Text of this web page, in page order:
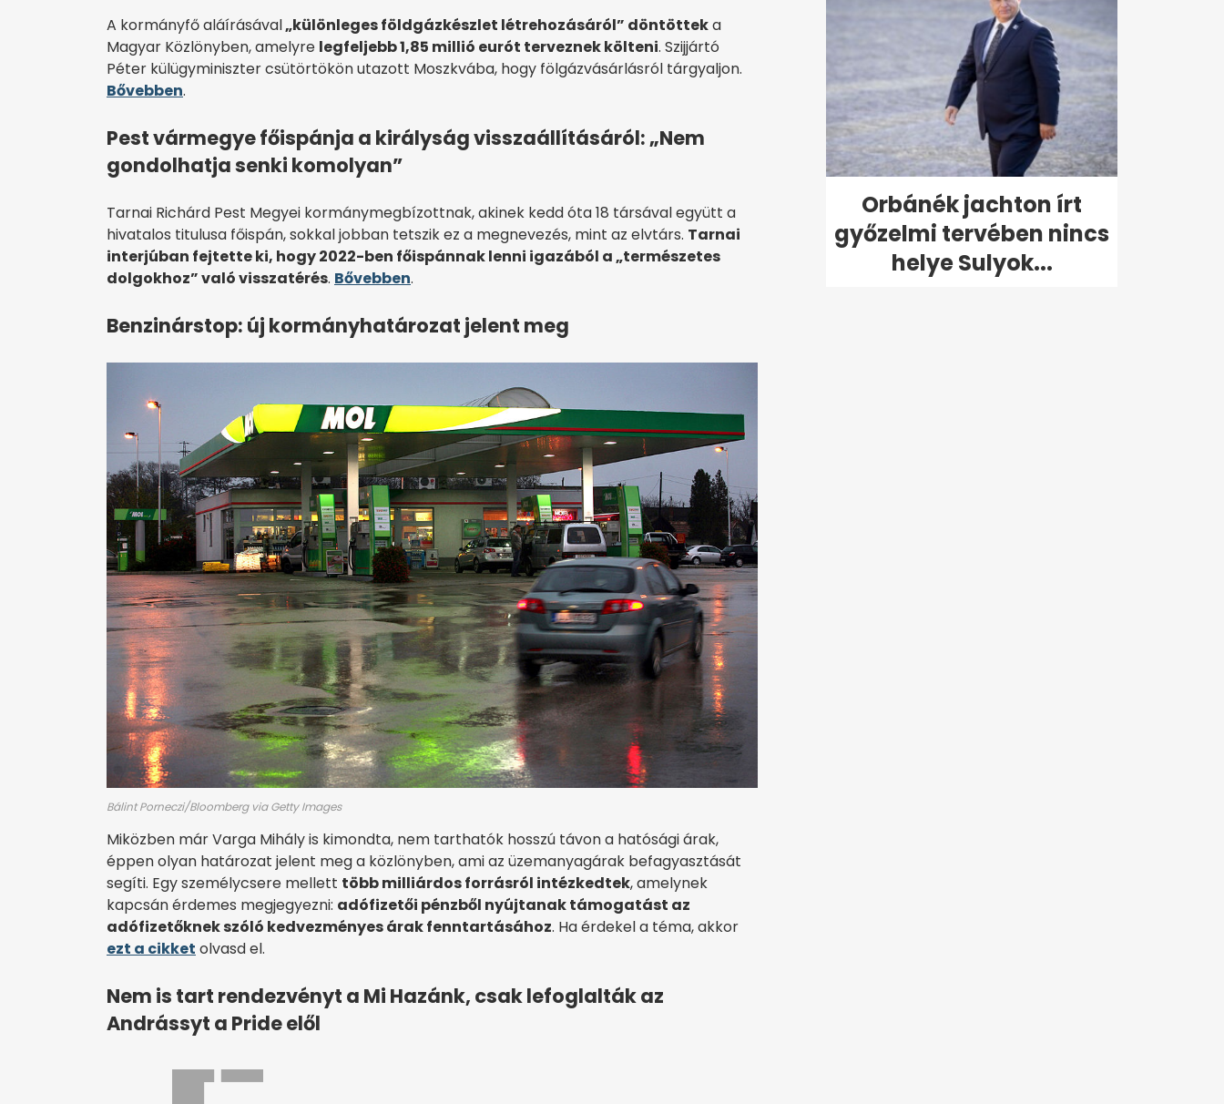
A kormányfő aláírásával„különleges földgázkészlet létrehozásáról” döntötteka
Magyar Közlönyben, amelyre legfeljebb 1,85 millió eurót terveznek költeni. Szijjártó
Péter külügyminiszter csütörtökön utazott Moszkvába, hogy fölgázvásárlásról tárgyaljon.
Bővebben.
Pest vármegye főispánja a királyság visszaállításáról: „Nem
gondolhatja senki komolyan”
Tarnai Richárd Pest Megyei kormánymegbízottnak, akinek kedd óta 18 társával együtt a
hivatalos titulusa főispán, sokkal jobban tetszik ez a megnevezés, mint az elvtárs. Tarnai
interjúban fejtette ki, hogy 2022-ben főispánnak lenni igazából a „természetes
dolgokhoz” való visszatérés. Bővebben.
Benzinárstop: új kormányhatározat jelent meg
Bálint Porneczi/Bloomberg via Getty Images
Miközben már Varga Mihály is kimondta, nem tarthatók hosszú távon a hatósági árak,
éppen olyan határozat jelent meg a közlönyben, ami az üzemanyagárak befagyasztását
segíti. Egy személycsere mellett több milliárdos forrásról intézkedtek, amelynek
kapcsán érdemes megjegyezni: adófizetői pénzből nyújtanak támogatást az
adófizetőknek szóló kedvezményes árak fenntartásához. Ha érdekel a téma, akkor
ezt a cikket olvasd el.
Nem is tart rendezvényt a Mi Hazánk, csak lefoglalták az
Andrássyt a Pride elől
Orbánék jachton írt
győzelmi tervében nincs
helye Sulyok...